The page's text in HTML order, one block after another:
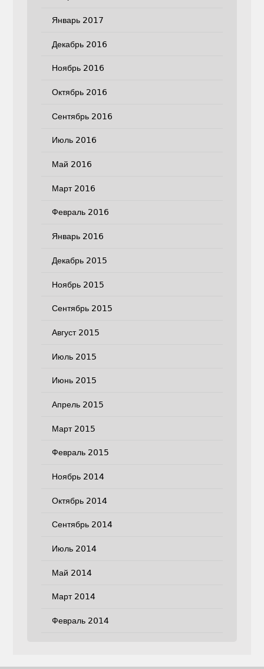
Январь 2017
Декабрь 2016
Ноябрь 2016
Октябрь 2016
Сентябрь 2016
Июль 2016
Май 2016
Март 2016
Февраль 2016
Январь 2016
Декабрь 2015
Ноябрь 2015
Сентябрь 2015
Август 2015
Июль 2015
Июнь 2015
Апрель 2015
Март 2015
Февраль 2015
Ноябрь 2014
Октябрь 2014
Сентябрь 2014
Июль 2014
Май 2014
Март 2014
Февраль 2014